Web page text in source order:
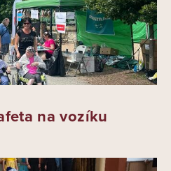
na vozíku